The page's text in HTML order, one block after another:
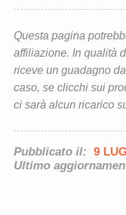
Questa pagina
affiliazione. In qualità
riceve un guadagno
caso, se clicchi sui
ci sarà alcun ricarico
Pubblicato il: 9
Ultimo